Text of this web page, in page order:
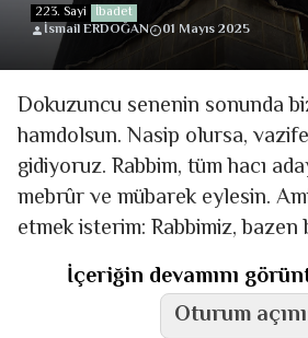
223. Sayi İbadet
İsmail ERDOĞAN
01 Mayıs 2025
Dokuzuncu senenin sonunda
hamdolsun. Nasip olursa,
gidiyoruz. Rabbim, tüm hacı
mebrûr ve mübarek eylesin.
etmek isterim: Rabbimiz,
verir. Fakat bazı
İçeriğin devamını
Oturum